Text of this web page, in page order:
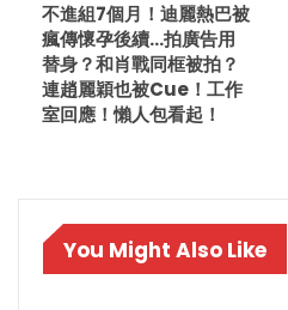
不進組7個月！迪麗熱巴被
瘋傳懷孕後續…拍廣告用
替身？和肖戰同框被拍？
連趙麗穎也被Cue！工作
室回應！懶人包看起！
You Might Also Like